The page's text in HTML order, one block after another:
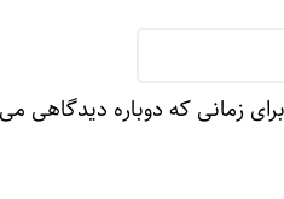
زمانی که دوباره دیدگاهی